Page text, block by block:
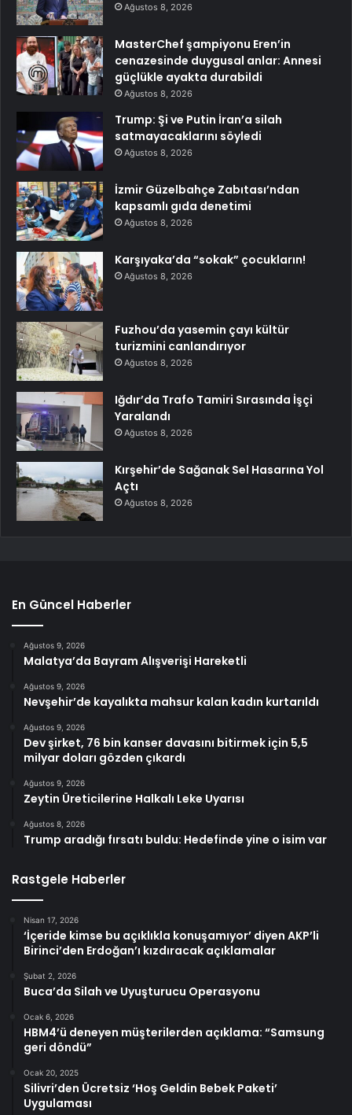
Ağustos 8, 2026
MasterChef şampiyonu Eren’in
cenazesinde duygusal anlar: Annesi
güçlükle ayakta durabildi
Ağustos 8, 2026
Trump: Şi ve Putin İran’a silah
satmayacaklarını söyledi
Ağustos 8, 2026
İzmir Güzelbahçe Zabıtası’ndan
kapsamlı gıda denetimi
Ağustos 8, 2026
Karşıyaka’da “sokak” çocukların!
Ağustos 8, 2026
Fuzhou’da yasemin çayı kültür
turizmini canlandırıyor
Ağustos 8, 2026
Iğdır’da Trafo Tamiri Sırasında İşçi
Yaralandı
Ağustos 8, 2026
Kırşehir’de Sağanak Sel Hasarına Yol
Açtı
Ağustos 8, 2026
En Güncel Haberler
Ağustos 9, 2026
Malatya’da Bayram Alışverişi Hareketli
Ağustos 9, 2026
Nevşehir’de kayalıkta mahsur kalan kadın kurtarıldı
Ağustos 9, 2026
Dev şirket, 76 bin kanser davasını bitirmek için 5,5
milyar doları gözden çıkardı
Ağustos 9, 2026
Zeytin Üreticilerine Halkalı Leke Uyarısı
Ağustos 8, 2026
Trump aradığı fırsatı buldu: Hedefinde yine o isim var
Rastgele Haberler
Nisan 17, 2026
‘İçeride kimse bu açıklıkla konuşamıyor’ diyen AKP’li
Birinci’den Erdoğan’ı kızdıracak açıklamalar
Şubat 2, 2026
Buca’da Silah ve Uyuşturucu Operasyonu
Ocak 6, 2026
HBM4’ü deneyen müşterilerden açıklama: “Samsung
geri döndü”
Ocak 20, 2025
Silivri’den Ücretsiz ‘Hoş Geldin Bebek Paketi’
Uygulaması